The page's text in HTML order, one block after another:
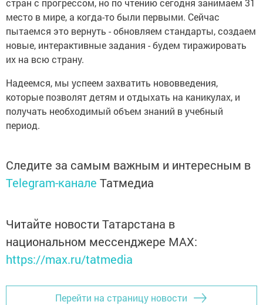
стран с прогрессом, но по чтению сегодня занимаем 31
место в мире, а когда-то были первыми. Сейчас
пытаемся это вернуть - обновляем стандарты, создаем
новые, интерактивные задания - будем тиражировать
их на всю страну.
Надеемся, мы успеем захватить нововведения,
которые позволят детям и отдыхать на каникулах, и
получать необходимый объем знаний в учебный
период.
Следите за самым важным и интересным в
Telegram-канале Татмедиа
Читайте новости Татарстана в
национальном мессенджере MАХ:
https://max.ru/tatmedia
Перейти на страницу новости